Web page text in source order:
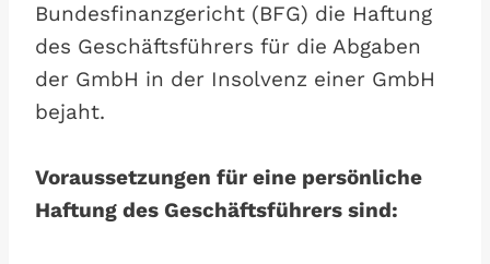
Bundesfinanzgericht (BFG) die Haftung
des Geschäftsführers für die Abgaben
der GmbH in der Insolvenz einer GmbH
bejaht.
Voraussetzungen für eine persönliche
Haftung des Geschäftsführers sind: